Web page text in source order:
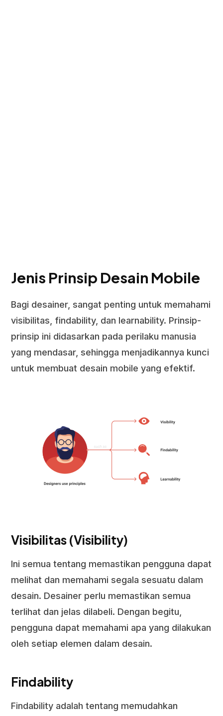
Jenis Prinsip Desain Mobile
Bagi desainer, sangat penting untuk memahami
visibilitas, findability, dan learnability. Prinsip-
prinsip ini didasarkan pada perilaku manusia
yang mendasar, sehingga menjadikannya kunci
untuk membuat desain mobile yang efektif.
Visibilitas (Visibility)
Ini semua tentang memastikan pengguna dapat
melihat dan memahami segala sesuatu dalam
desain. Desainer perlu memastikan semua
terlihat dan jelas dilabeli. Dengan begitu,
pengguna dapat memahami apa yang dilakukan
oleh setiap elemen dalam desain.
Findability
Findability adalah tentang memudahkan